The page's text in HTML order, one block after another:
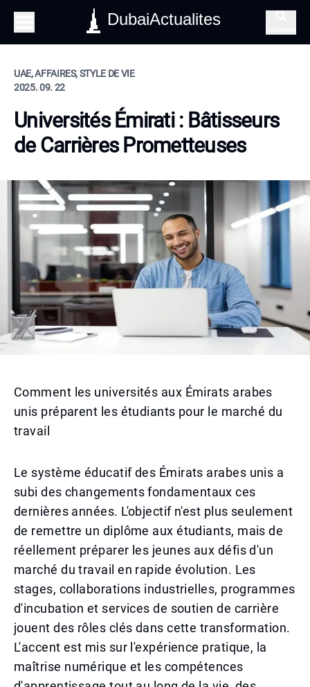
DubaiActualites
UAE, AFFAIRES, STYLE DE VIE
2025. 09. 22
Universités Émirati : Bâtisseurs
de Carrières Prometteuses
Comment les universités aux Émirats arabes
unis préparent les étudiants pour le marché du
travail
Le système éducatif des Émirats arabes unis a
subi des changements fondamentaux ces
dernières années. L'objectif n'est plus seulement
de remettre un diplôme aux étudiants, mais de
réellement préparer les jeunes aux défis d'un
marché du travail en rapide évolution. Les
stages, collaborations industrielles, programmes
d'incubation et services de soutien de carrière
jouent des rôles clés dans cette transformation.
L'accent est mis sur l'expérience pratique, la
maîtrise numérique et les compétences